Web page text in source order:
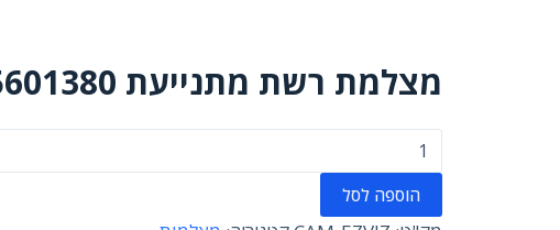
מצלמת רשת מתנייעת EZVIZ 6941545601380
כמות
של
מצלמת
רשת
הוספה לסל